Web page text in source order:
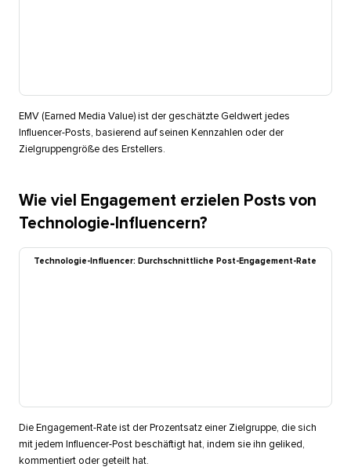
EMV (Earned Media Value) ist der geschätzte Geldwert jedes
Influencer-Posts, basierend auf seinen Kennzahlen oder der
Zielgruppengröße des Erstellers.​​
Wie viel Engagement erzielen Posts von
Technologie-Influencern?​​
Technologie-Influencer: Durchschnittliche Post-Engagement-Rate​​
Die Engagement-Rate ist der Prozentsatz einer Zielgruppe, die sich
mit jedem Influencer-Post beschäftigt hat, indem sie ihn geliked,
kommentiert oder geteilt hat.​​